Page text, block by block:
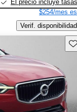
El precio incluye tasas
$254/mes
Verif. disponibilidad